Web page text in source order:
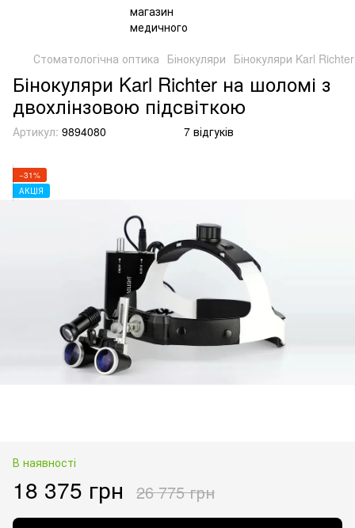
Стоматологічна оптика Бінокуляри Бінокуляри Karl
Бінокуляри Karl Richter на шоломі з
двохлінзовою підсвіткою
Артикул: 9894080 7 відгуків
−31%
АКЦІЯ
В наявності
18 375 грн 26 775 грн